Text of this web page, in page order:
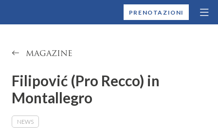
MONTALLEGROPRENOTAZIONI
MAGAZINE
Filipović (Pro Recco) in
Montallegro
NEWS